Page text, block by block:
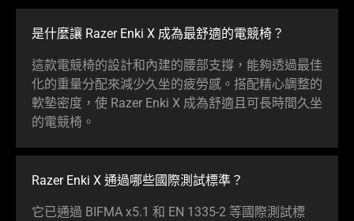
是什麼讓 Razer Enki X 成為最舒適的電競椅？
這款電競椅的設計和內建的腰部支撐，能夠透過最佳
化的重量分配來減少久坐的疲勞感。搭配精心調整的
軟墊密度，使 Razer Enki X 成為舒適且可長時間久坐
的電競椅。
Razer Enki X 通過哪些國際測試標準？
它已通過 BIFMA x5.1 和 EN 1335-2 等國際測試標